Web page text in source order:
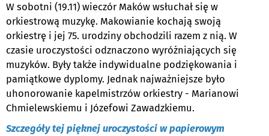
W sobotni (19.11) wieczór Maków wsłuchał się w
orkiestrową muzykę. Makowianie kochają swoją
orkiestrę i jej 75. urodziny obchodzili razem z nią. W
czasie uroczystości odznaczono wyróżniających się
muzyków. Były także indywidualne podziękowania i
pamiątkowe dyplomy. Jednak najważniejsze było
uhonorowanie kapelmistrzów orkiestry - Marianowi
Chmielewskiemu i Józefowi Zawadzkiemu.
Szczegóły tej pięknej uroczystości w papierowym